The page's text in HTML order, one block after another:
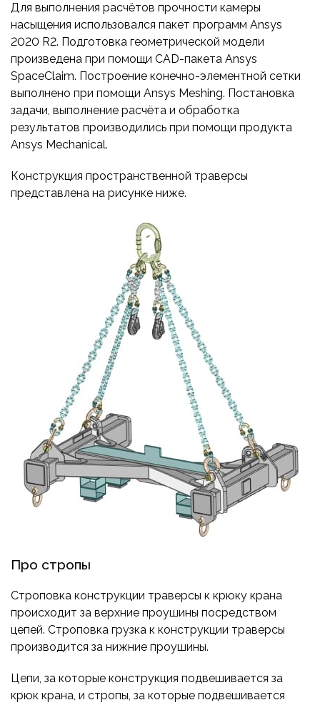
Для выполнения расчётов прочности камеры
насыщения использовался пакет программ Ansys
2020 R2. Подготовка геометрической модели
произведена при помощи CAD-пакета Ansys
SpaceClaim. Построение конечно-элементной сетки
выполнено при помощи Ansys Meshing. Постановка
задачи, выполнение расчёта и обработка
результатов производились при помощи продукта
Ansys Mechanical.
Конструкция пространственной траверсы
представлена на рисунке ниже.
Про стропы
Строповка конструкции траверсы к крюку крана
происходит за верхние проушины посредством
цепей. Строповка грузка к конструкции траверсы
производится за нижние проушины.
Цепи, за которые конструкция подвешивается за
крюк крана, и стропы, за которые подвешивается